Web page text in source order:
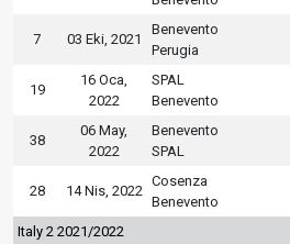
7 03 Eki, 2021
Benevento
Perugia
19
16 Oca,
2022
SPAL
Benevento
38
06 May,
2022
Benevento
SPAL
28 14 Nis, 2022
Cosenza
Benevento
Italy 2 2021/2022